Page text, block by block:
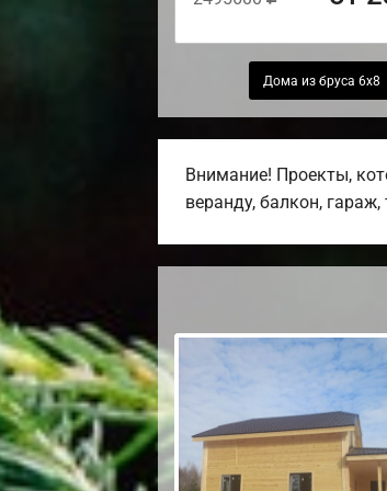
Дома из бруса 6х8
Внимание! Проекты,
веранду, балкон, гараж,